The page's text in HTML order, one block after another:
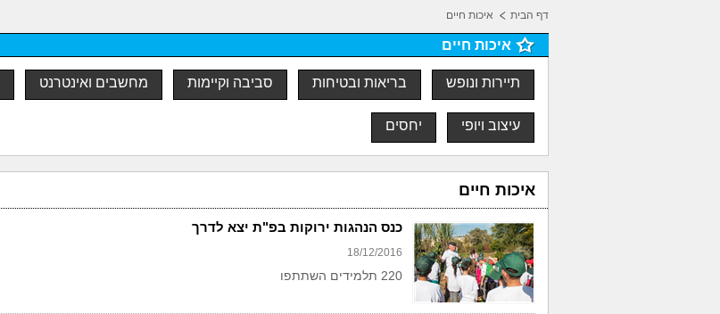
דף הבית איכות חיים
איכות חיים
תיירות ונופש בריאות ובטיחות סביבה וקיימות מחשבים ואינטרנט
עיצוב ויופי יחסים
איכות חיים
כנס הנהגות ירוקות בפ"ת יצא לדרך
18/12/2016
220 תלמידים השתתפו